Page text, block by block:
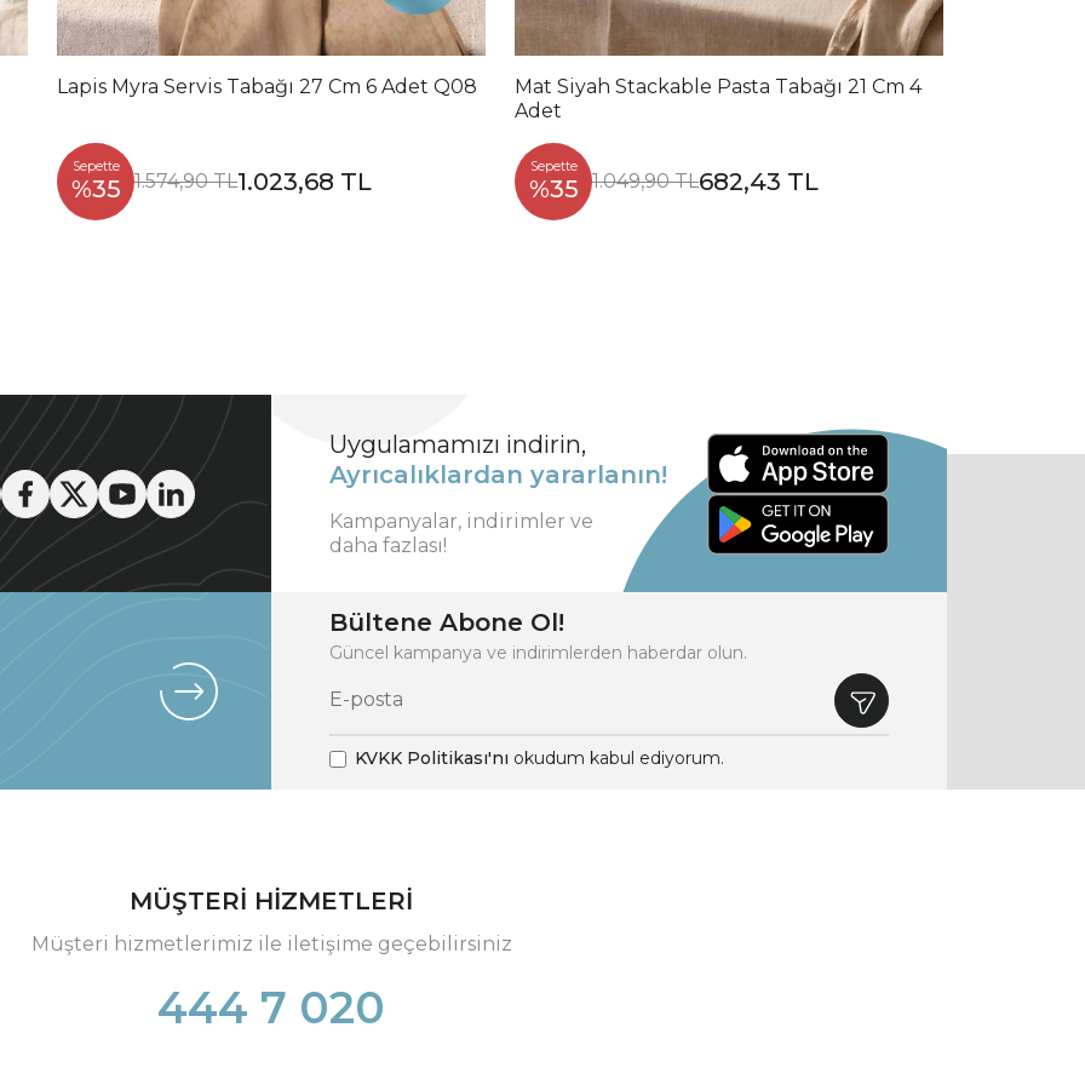
Lapis Myra Servis Tabağı 27 Cm 6 Adet Q08
Sepette
%35 1.574,90 TL1.023,68 TL
Mat Siyah Stackable Pasta Tabağı 21 Cm 4
Adet
Sepette
%35 1.049,90 TL682,43 TL
Uygulamamızı indirin,
Ayrıcalıklardan yararlanın!
Kampanyalar, indirimler ve
daha fazlası!
Bültene Abone Ol!
Güncel kampanya ve indirimlerden haberdar olun.
KVKK Politikası'nı okudum kabul ediyorum.
MÜŞTERİ HİZMETLERİ
Müşteri hizmetlerimiz ile iletişime geçebilirsiniz
444 7 020